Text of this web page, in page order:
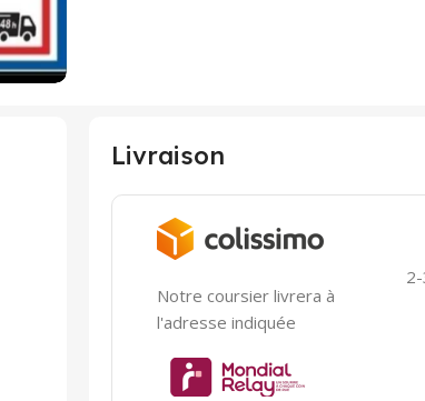
Livraison
Notre coursier livrera à
l'adresse indiquée